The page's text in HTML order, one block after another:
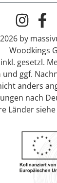
mit
by
Woodkings
gesetzl.
und ggf.
anders
nach
Länder siehe